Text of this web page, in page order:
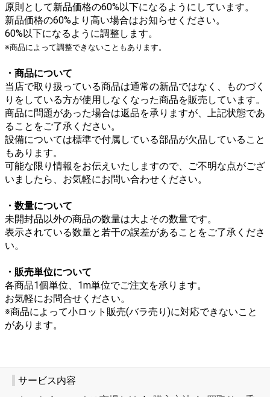
原則として新品価格の60%以下になるようにしています。
新品価格の60%より高い場合はお知らせください。
60%以下になるように調整します。
※商品によって調整できないこともあります。
・商品について
当店で取り扱っている商品は通常の新品ではなく、ものづく
りをしている方が使用しなくなった商品を販売しています。
商品に問題があった場合は返品を承りますが、上記状態であ
ることをご了承ください。
設備については標準で付属している部品が欠品していること
もあります。
可能な限り情報をお伝えいたしますので、ご不明な点がござ
いましたら、お気軽にお問い合わせください。
・数量について
未開封品以外の商品の数量は大よその数量です。
表示されている数量と若干の誤差があることをご了承くださ
い。
・販売単位について
各商品1個単位、1m単位でご注文を承ります。
お気軽にお問合せください。
※商品によって小ロット販売(バラ売り)に対応できないこと
があります。
サービス内容